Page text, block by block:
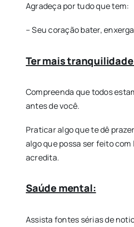
Agradeça por tudo que tem:
– Seu coração bater,
Ter mais
Compreenda que todos
antes de você.
Praticar algo que te dê
algo que possa ser feito
acredita.
Saúde mental:
Assista fontes sérias de